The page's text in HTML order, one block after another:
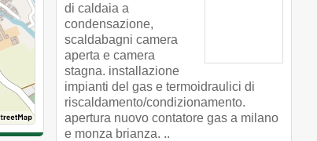
di caldaia a
condensazione,
scaldabagni camera
aperta e camera
stagna. installazione
impianti del gas e termoidraulici di
riscaldamento/condizionamento.
apertura nuovo contatore gas a milano
e monza brianza. ..